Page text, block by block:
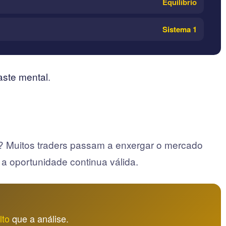
Sistema 1
mental.
traders passam a enxergar o mercado
oportunidade continua válida.
que a análise.